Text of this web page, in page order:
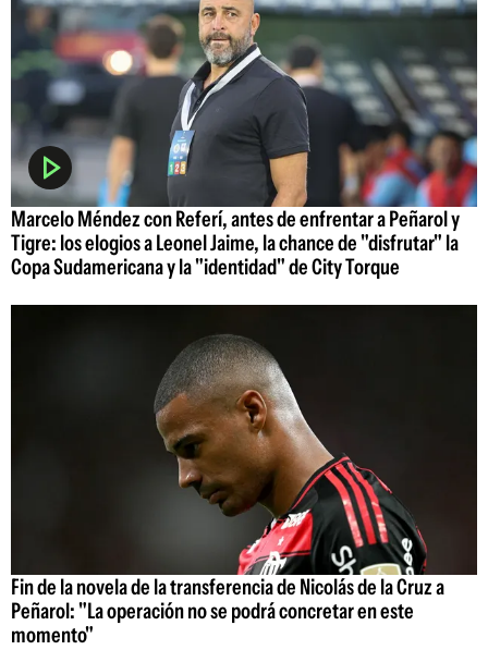
Marcelo Méndez con Referí, antes de enfrentar a Peñarol y
Tigre: los elogios a Leonel Jaime, la chance de "disfrutar" la
Copa Sudamericana y la "identidad" de City Torque
Fin de la novela de la transferencia de Nicolás de la Cruz a
Peñarol: "La operación no se podrá concretar en este
momento"